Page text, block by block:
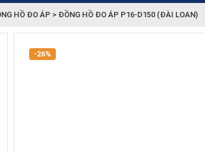
HỒ ĐO ÁP > ĐỒNG HỒ ĐO ÁP P16-D150 (ĐÀI LOAN)
-26%